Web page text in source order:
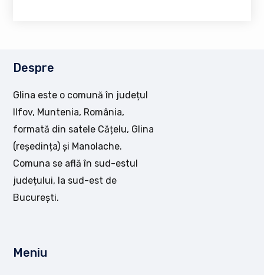
Despre
Glina este o comună în județul
Ilfov, Muntenia, România,
formată din satele Cățelu, Glina
(reședința) și Manolache.
Comuna se află în sud-estul
județului, la sud-est de
București.
Meniu